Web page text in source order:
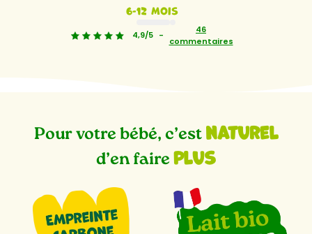
6-12 mois
4,9/5 -
46
commentaires
Pour votre bébé, c’est naturel
d’en faire plus